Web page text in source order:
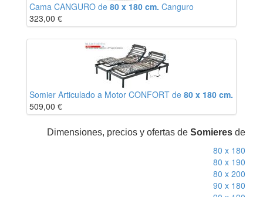
Cama CANGURO de 80 x 180 cm. Canguro
323,00 €
Somier Articulado a Motor CONFORT de 80 x 180 cm.
509,00 €
Dimensiones, precios y ofertas de Somieres de
80 x 180
80 x 190
80 x 200
90 x 180